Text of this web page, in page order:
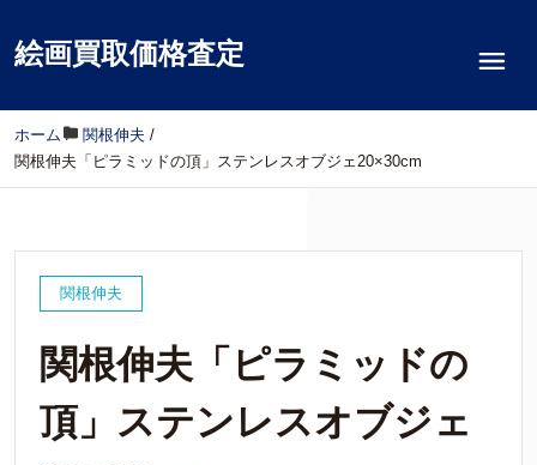
絵画買取価格査定
ホーム / 関根伸夫 /
関根伸夫「ピラミッドの頂」ステンレスオブジェ20×30cm
関根伸夫
関根伸夫「ピラミッドの
頂」ステンレスオブジェ